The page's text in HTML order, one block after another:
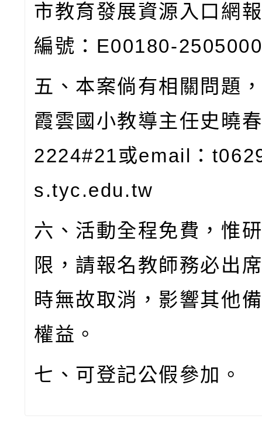
市教育發展資源入口網
編號： E00180-
五、本案倘有相關問題
霞雲國小教導主任史曉
2224#21或email ：
s.tyc.edu.tw
六、活動全程免費，惟
限，請報名教師務必出
時無故取消，影響其他
權益。
七、可登記公假參加。